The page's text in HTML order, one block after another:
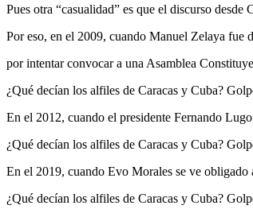
Pues otra “casualidad” es que el discurso
Por eso, en el 2009, cuando Manuel Zelaya fue
por intentar convocar a una Asamblea
¿Qué decían los alfiles de Caracas y Cuba?
En el 2012, cuando el presidente Fernando
¿Qué decían los alfiles de Caracas y Cuba?
En el 2019, cuando Evo Morales se ve
¿Qué decían los alfiles de Caracas y Cuba?